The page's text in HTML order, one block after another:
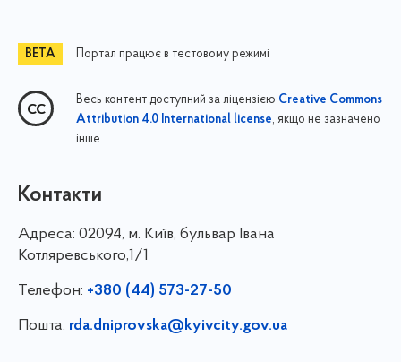
Портал працює в тестовому режимі
Весь контент доступний за ліцензією Creative Commons
Attribution 4.0 International license, якщо не зазначено
інше
Контакти
Адреса: 02094, м. Київ, бульвар Івана
Котляревського,1/1
Телефон: +380 (44) 573-27-50
Пошта: rda.dniprovska@kyivcity.gov.ua